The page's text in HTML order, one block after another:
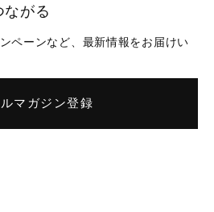
ながる
ペーンなど、最新情報をお届けい
マガジン登録